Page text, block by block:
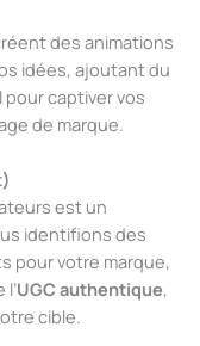
des animations
idées, ajoutant du
pour captiver vos
de marque.
est un
identifions des
pour votre marque,
UGC authentique,
cible.